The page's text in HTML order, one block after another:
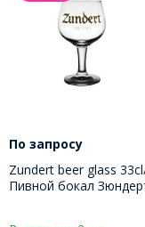
По запросу
Zundert beer glass
Пивной бокал